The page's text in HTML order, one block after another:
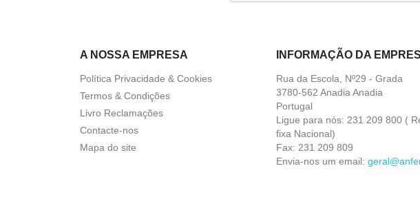
A NOSSA EMPRESA
Política Privacidade & Cookies
Termos & Condições
Livro Reclamações
Contacte-nos
Mapa do site
INFORMAÇÃO DA
Rua da Escola, Nº29 - Grada
3780-562 Anadia Anadia
Portugal
Ligue para nós: 231 209 800 (
fixa Nacional)
Fax: 231 209 809
Envia-nos um email: